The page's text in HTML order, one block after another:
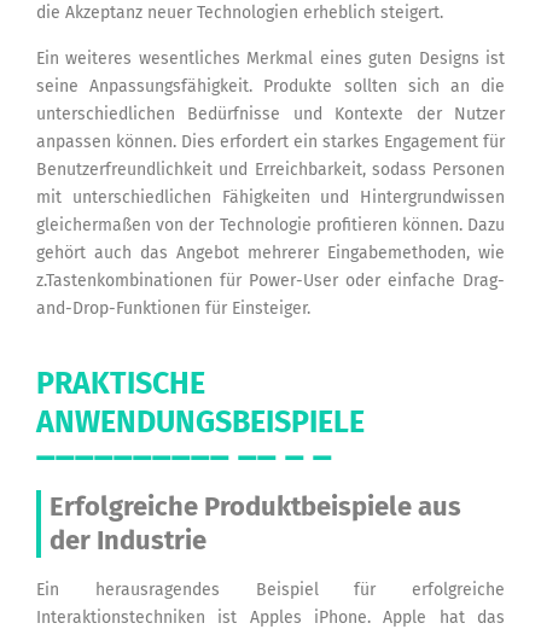
die Akzeptanz neuer Technologien erheblich steigert.
Ein weiteres wesentliches Merkmal eines guten Designs ist
seine Anpassungsfähigkeit. Produkte sollten sich an die
unterschiedlichen Bedürfnisse und Kontexte der Nutzer
anpassen können. Dies erfordert ein starkes Engagement für
Benutzerfreundlichkeit und Erreichbarkeit, sodass Personen
mit unterschiedlichen Fähigkeiten und Hintergrundwissen
gleichermaßen von der Technologie profitieren können. Dazu
gehört auch das Angebot mehrerer Eingabemethoden, wie
z.Tastenkombinationen für Power-User oder einfache Drag-
and-Drop-Funktionen für Einsteiger.
PRAKTISCHE
ANWENDUNGSBEISPIELE
Erfolgreiche Produktbeispiele aus
der Industrie
Ein herausragendes Beispiel für erfolgreiche
Interaktionstechniken ist Apples iPhone. Apple hat das